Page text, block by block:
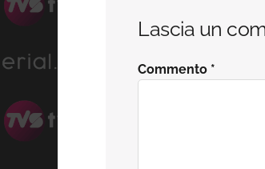
Lascia un
Commento *